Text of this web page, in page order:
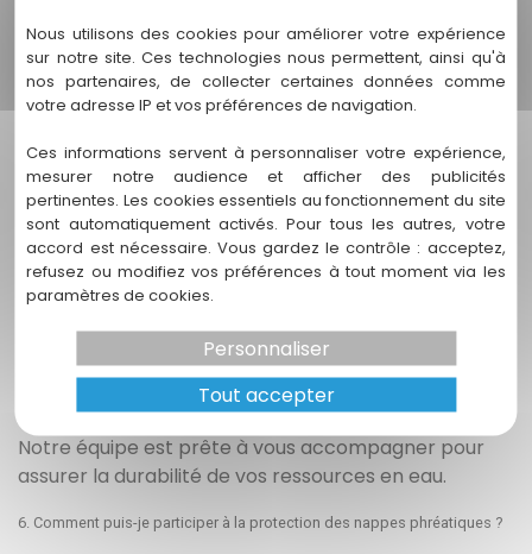
4. Qui peut bénéficier du suivi des nappes ?
Tout le monde peut bénéficier d'un suivi régulier : les
et même les particuliers soucieux de préserver leurs
ressources en eau. Par exemple, un exploitant
agricole peut éviter des pertes de récolte en
anticipant les périodes de sécheresse grâce à des
données fiables sur les niveaux de nappes.
ENDEO Environnement propose une expertise
complète dans le suivi des nappes phréatiques, en
s'adaptant aux besoins spécifiques de chaque projet.
Notre équipe est prête à vous accompagner pour
assurer la durabilité de vos ressources en eau.
6. Comment puis-je participer à la protection des nappes phréatiques ?
Nous utilisons des cookies pour améliorer votre expérience
sur notre site. Ces technologies nous permettent, ainsi qu'à
nos partenaires, de collecter certaines données comme
votre adresse IP et vos préférences de navigation.
Ces informations servent à personnaliser votre expérience,
mesurer notre audience et afficher des publicités
pertinentes. Les cookies essentiels au fonctionnement du site
sont automatiquement activés. Pour tous les autres, votre
accord est nécessaire. Vous gardez le contrôle : acceptez,
refusez ou modifiez vos préférences à tout moment via les
paramètres de cookies.
Tout accepter
Personnaliser